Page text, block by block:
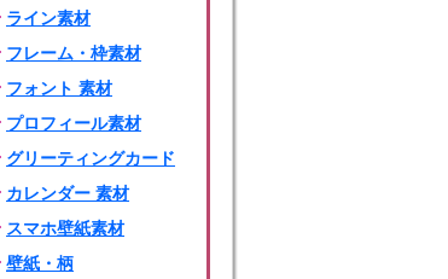
ライン素材
フレーム・枠素材
フォント 素材
プロフィール素材
グリーティングカード
カレンダー 素材
スマホ壁紙素材
壁紙・柄